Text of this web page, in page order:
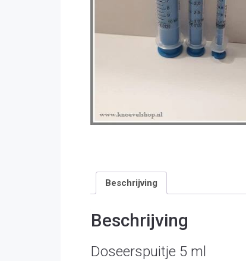
Beschrijving
Beschrijving
Doseerspuitje 5 ml